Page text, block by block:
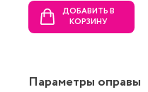
ДОБАВИТЬ В
КОРЗИНУ
Параметры оправы